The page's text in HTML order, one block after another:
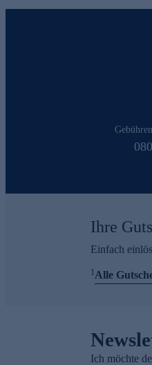
Ihre
Einfach
1Alle
Ich möchte